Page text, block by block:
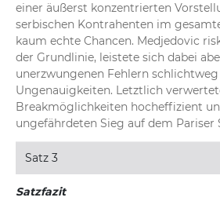
einer äußerst konzentrierten
serbischen Kontrahenten im
kaum echte Chancen. Medjedovic
der Grundlinie, leistete sich dabei
unerzwungenen Fehlern
Ungenauigkeiten. Letztlich
Breakmöglichkeiten hocheffizient
ungefährdeten Sieg auf dem Pariser
Satz 3
Satzfazit